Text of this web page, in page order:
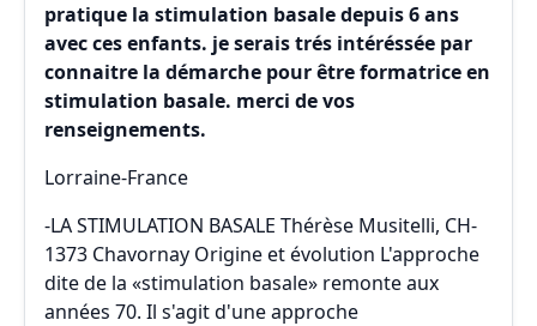
pratique la stimulation basale depuis 6 ans
avec ces enfants. je serais trés intéréssée par
connaitre la démarche pour être formatrice en
stimulation basale. merci de vos
renseignements.
Lorraine-France
-LA STIMULATION BASALE Thérèse Musitelli, CH-
1373 Chavornay Origine et évolution L'approche
dite de la «stimulation basale» remonte aux
années 70. Il s'agit d'une approche